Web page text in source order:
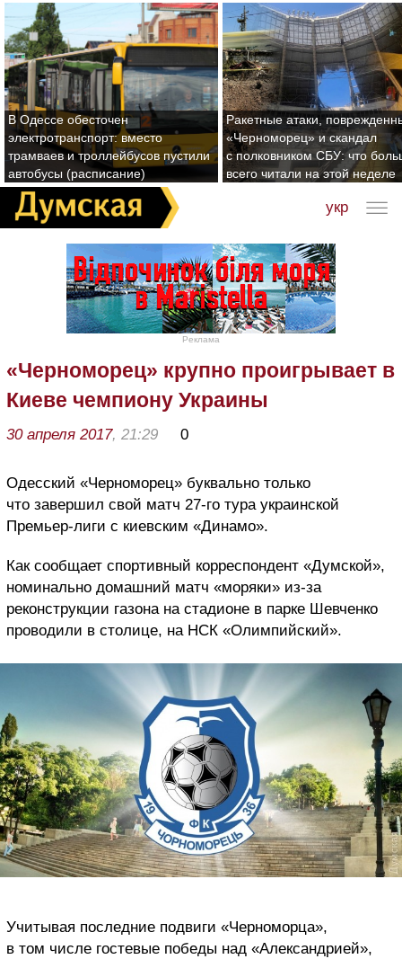
В Одессе обесточен
электротранспорт: вместо
трамваев и троллейбусов пустили
автобусы (расписание)
Ракетные атаки,
«Черноморец» и скандал
с полковником СБУ: что
всего читали на этой неделе
укр
Реклама
«Черноморец» крупно проигрывает в
Киеве чемпиону Украины
30 апреля 2017, 21:29 0
Одесский «Черноморец» буквально только
что завершил свой матч 27-го тура украинской
Премьер-лиги с киевским «Динамо».
Как сообщает спортивный корреспондент «Думской»,
номинально домашний матч «моряки» из-за
реконструкции газона на стадионе в парке Шевченко
проводили в столице, на НСК «Олимпийский».
Учитывая последние подвиги «Черноморца»,
в том числе гостевые победы над «Александрией»,